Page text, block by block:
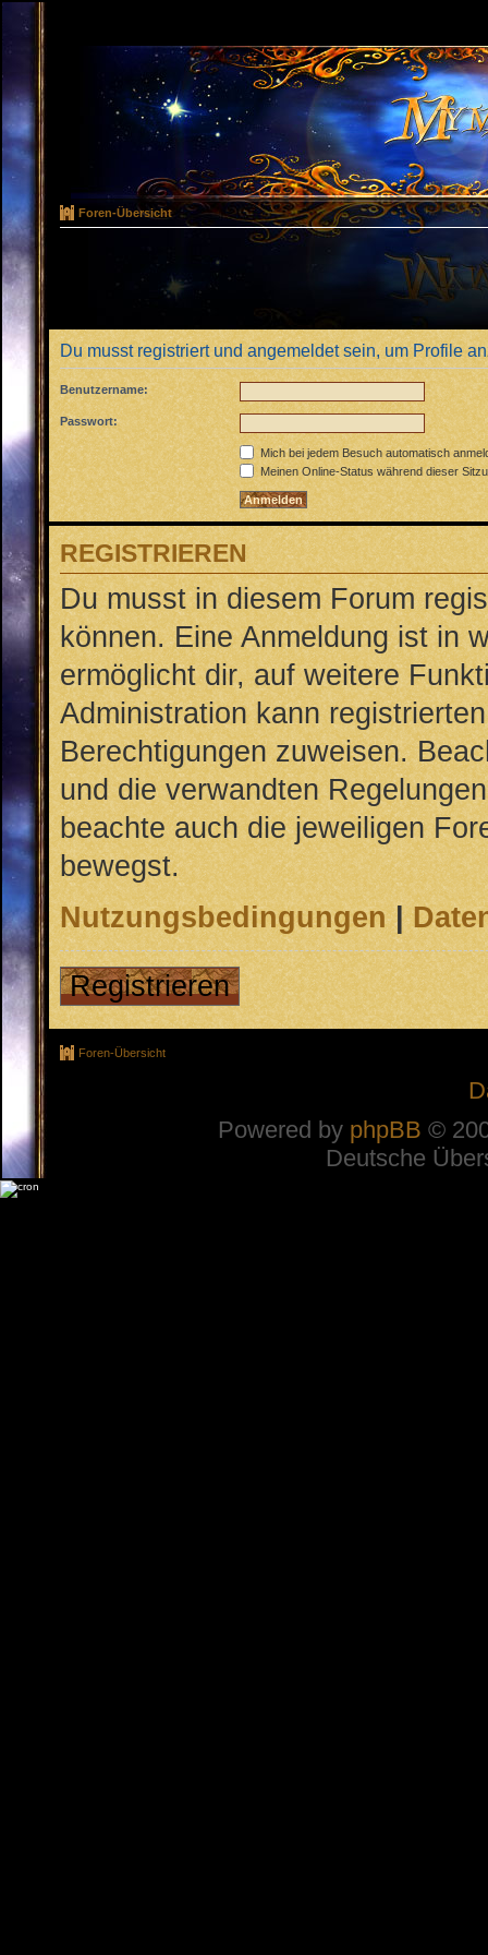
Foren-Übersicht
Du musst registriert und angemeldet sein, um Profile
Benutzername:
Passwort:
Mich bei jedem Besuch automatisch
Meinen Online-Status während dieser
REGISTRIEREN
Du musst in diesem Forum
können. Eine Anmeldung ist in
ermöglicht dir, auf weitere
Administration kann
Berechtigungen zuweisen.
und die verwandten
beachte auch die jeweiligen
bewegst.
Nutzungsbedingungen|
Registrieren
Foren-Übersicht
Powered by phpBB ©
Deutsche